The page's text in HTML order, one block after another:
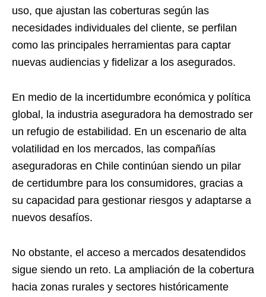
uso, que ajustan las coberturas según las
necesidades individuales del cliente, se perfilan
como las principales herramientas para captar
nuevas audiencias y fidelizar a los asegurados.
En medio de la incertidumbre económica y política
global, la industria aseguradora ha demostrado ser
un refugio de estabilidad. En un escenario de alta
volatilidad en los mercados, las compañías
aseguradoras en Chile continúan siendo un pilar
de certidumbre para los consumidores, gracias a
su capacidad para gestionar riesgos y adaptarse a
nuevos desafíos.
No obstante, el acceso a mercados desatendidos
sigue siendo un reto. La ampliación de la cobertura
hacia zonas rurales y sectores históricamente